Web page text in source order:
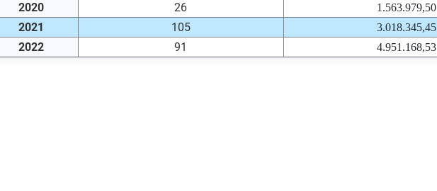
2020 26 1.563.979,50
2021 105 3.018.345,45
2022 91 4.951.168,53